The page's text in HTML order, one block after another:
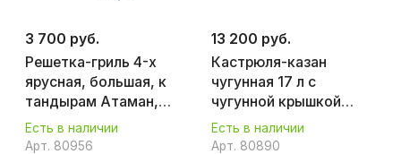
3 700 руб.
Решетка-гриль 4-х
ярусная, большая, к
тандырам Атаман,
Аладдин, Дастархан
АМФОРА
Есть в наличии
Арт. 80956
13 200 руб.
Кастрюля-казан
чугунная 17 л с
чугунной крышкой
АМФОРА
Есть в наличии
Арт. 80890